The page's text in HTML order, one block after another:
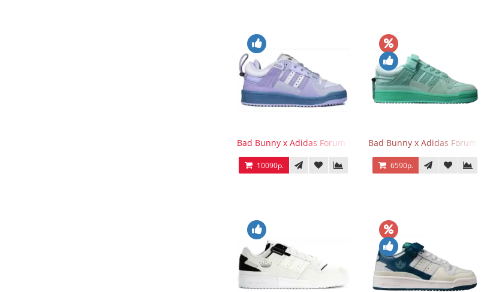
Bad Bunny x Adidas Forum Buckle Low Purple Blue
10090р.
Bad Bunny x Adidas Forum
6590р.